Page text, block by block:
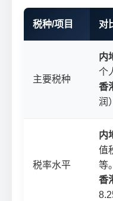
税种/项目 对
主要税种
内
个
香
润
税率水平
内
值
等。
香